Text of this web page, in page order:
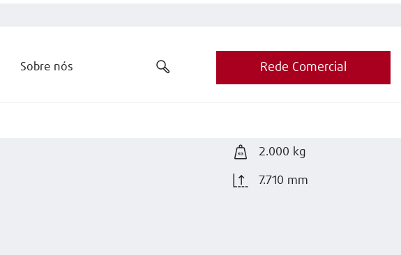
Sobre nós Rede Comercial
2.000 kg
7.710 mm